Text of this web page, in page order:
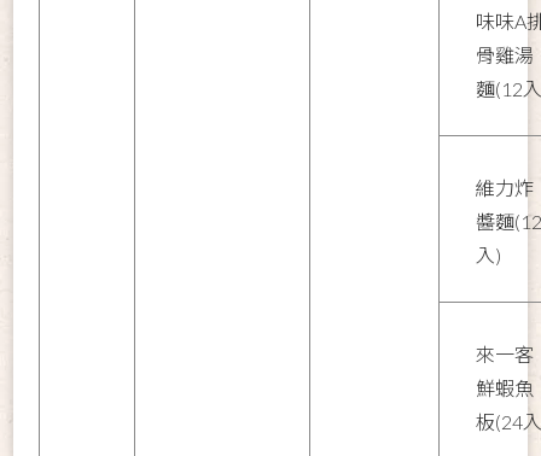
味味A
骨雞湯
麵(12
維力炸
醬麵
入)
來一客
鮮蝦魚
板(24